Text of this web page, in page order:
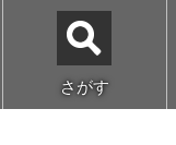
さがす